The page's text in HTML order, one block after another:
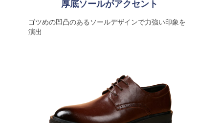
厚底ソールがアクセント
ゴツめの凹凸のあるソールデザインで力強い印象を
演出